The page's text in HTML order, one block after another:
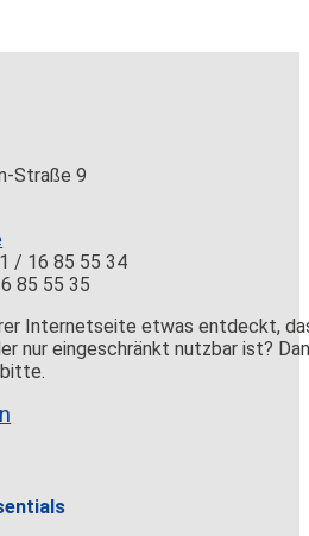
Straße 9
/ 16 85 55 34
85 55 35
Internetseite etwas entdeckt,
nur eingeschränkt nutzbar ist?